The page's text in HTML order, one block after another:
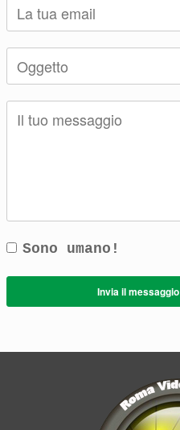
Sono umano!
Invia il messaggio